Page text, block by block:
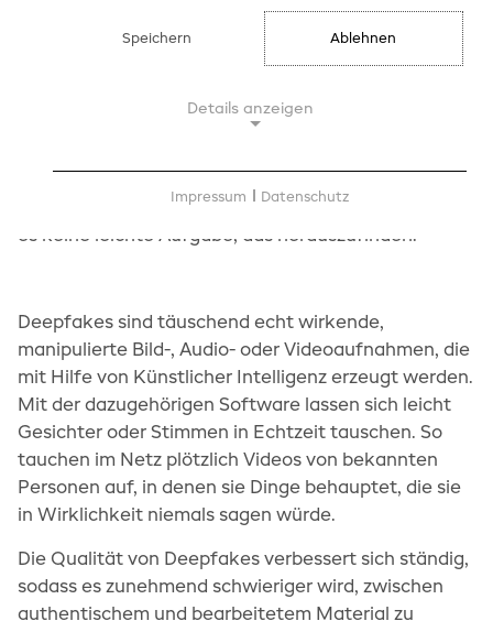
Deep Fakes
Alternative Fakten, Bildmanipulation und Fake
News sind aktuell ein großes Thema. Was ist real,
Zeiten des Informationsüberflusses im Internet ist
es keine leichte Aufgabe, das herauszufinden.
Deepfakes sind täuschend echt wirkende,
manipulierte Bild-, Audio- oder Videoaufnahmen, die
mit Hilfe von Künstlicher Intelligenz erzeugt werden.
Mit der dazugehörigen Software lassen sich leicht
Gesichter oder Stimmen in Echtzeit tauschen. So
tauchen im Netz plötzlich Videos von bekannten
Personen auf, in denen sie Dinge behauptet, die sie
in Wirklichkeit niemals sagen würde.
Die Qualität von Deepfakes verbessert sich ständig,
sodass es zunehmend schwieriger wird, zwischen
authentischem und bearbeitetem Material zu
Ablehnen
Speichern
Details anzeigen
Notwendige Cookies ermöglichen
einwandfreie Funktion der Website
Cookie Consent
Name:
cookie_consent
Zweck:
Dieses Cookie speichert die gewählten
Einwilligungsoptionen des Nutzers
Cookie Laufzeit:
Impressum Datenschutz